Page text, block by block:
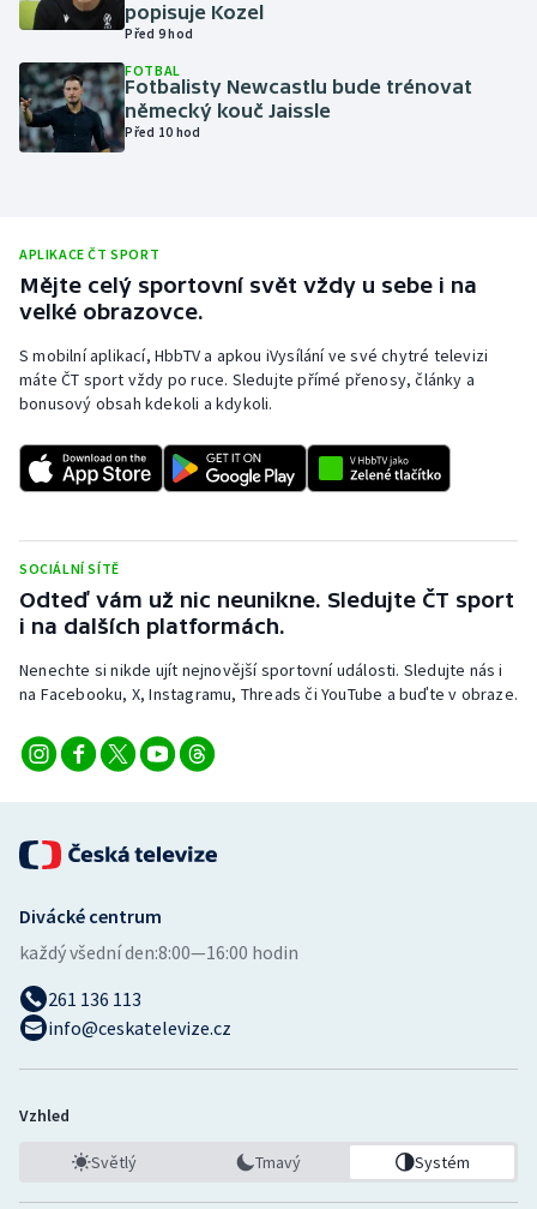
Motorsport
Plavání
Plážový volejbal
Ragby
Rychlobruslení
Short track
Sportovní střelba
Stolní tenis
Triatlon
Veslování
Vodní slalom
Volejbal
popisuje Kozel
Před 9 hod
FOTBAL
Fotbalisty Newcastlu bude trénovat
německý kouč Jaissle
Před 10 hod
APLIKACE ČT SPORT
Mějte celý sportovní svět vždy u sebe i na
velké obrazovce.
S mobilní aplikací, HbbTV a apkou iVysílání ve své chytré televizi
máte ČT sport vždy po ruce. Sledujte přímé přenosy, články a
bonusový obsah kdekoli a kdykoli.
SOCIÁLNÍ SÍTĚ
Odteď vám už nic neunikne. Sledujte ČT sport
i na dalších platformách.
Nenechte si nikde ujít nejnovější sportovní události. Sledujte nás i
na Facebooku, X, Instagramu, Threads či YouTube a buďte v obraze.
Divácké centrum
každý všední den:8:00—16:00 hodin
261 136 113
info@ceskatelevize.cz
Vzhled
Světlý Tmavý Systém